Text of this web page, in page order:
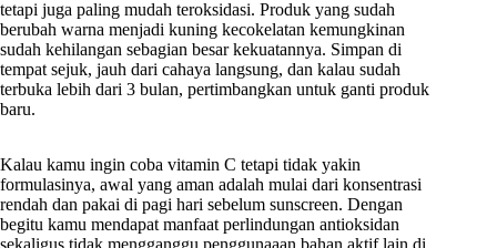
tetapi juga paling mudah teroksidasi. Produk yang sudah
berubah warna menjadi kuning kecokelatan kemungkinan
sudah kehilangan sebagian besar kekuatannya. Simpan di
tempat sejuk, jauh dari cahaya langsung, dan kalau sudah
terbuka lebih dari 3 bulan, pertimbangkan untuk ganti produk
baru.
Kalau kamu ingin coba vitamin C tetapi tidak yakin
formulasinya, awal yang aman adalah mulai dari konsentrasi
rendah dan pakai di pagi hari sebelum sunscreen. Dengan
begitu kamu mendapat manfaat perlindungan antioksidan
sekaligus tidak mengganggu penggunaaan bahan aktif lain di